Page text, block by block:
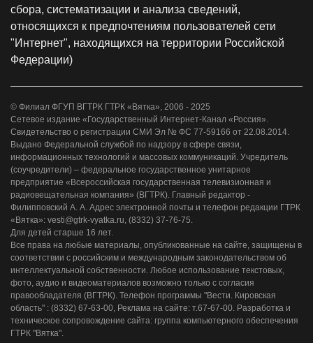
сбора, систематизации и анализа сведений,
относящихся к предпочтениям пользователей сети
"Интернет", находящихся на территории Российской
Федерации)
© Филиал ФГУП ВГТРК ГТРК «Вятка», 2006 - 2025
Сетевое издание «Государственный Интернет-Канал «Россия».
Свидетельство о регистрации СМИ Эл № ФС 77-59166 от 22.08.2014.
Выдано Федеральной службой по надзору в сфере связи,
информационных технологий и массовых коммуникаций. Учредитель
(соучредители) – федеральное государственное унитарное
предприятие «Всероссийская государственная телевизионная и
радиовещательная компания» (ВГТРК). Главный редактор -
Филипповский А. А. Адрес электронной почты и телефон редакции ГТРК
«Вятка»: vesti@gtrk-vyatka.ru, (8332) 37-76-75.
Для детей старше 16 лет.
Все права на любые материалы, опубликованные на сайте, защищены в
соответствии с российским и международным законодательством об
интеллектуальной собственности. Любое использование текстовых,
фото, аудио и видеоматериалов возможно только с согласия
правообладателя (ВГТРК). Телефон программы "Вести. Кировская
область" : (8332) 67-63-00, Реклама на сайте: т.67-67-00. Разработка и
техническое сопровождение сайта: группа компьютерного обеспечения
ГТРК "Вятка".